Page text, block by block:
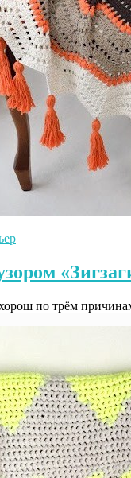
по трём